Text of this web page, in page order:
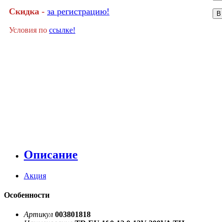
Скидка - за регистрацию!
Условия по ссылке!
В
Описание
Акция
Особенности
Артикул 003801818